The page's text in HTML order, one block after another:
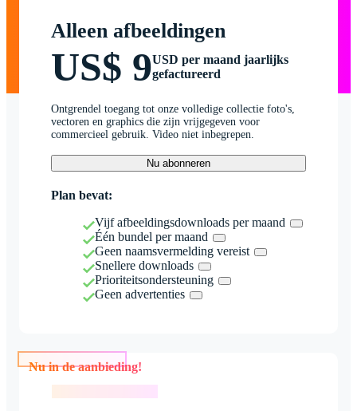
Alleen afbeeldingen
US$ 9USD per maand jaarlijks
gefactureerd
Ontgrendel toegang tot onze volledige collectie foto's,
vectoren en graphics die zijn vrijgegeven voor
commercieel gebruik. Video niet inbegrepen.
Nu abonneren
Plan bevat:
Vijf afbeeldingsdownloads per maand
Één bundel per maand
Geen naamsvermelding vereist
Snellere downloads
Prioriteitsondersteuning
Geen advertenties
Nu in de aanbieding!